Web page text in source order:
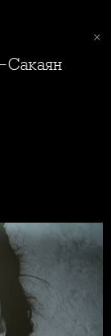
Сакаян